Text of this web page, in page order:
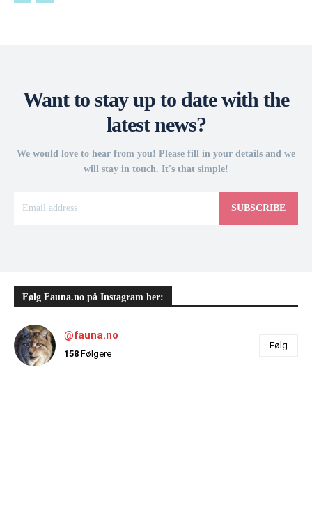
Want to stay up to date with the
latest news?
We would love to hear from you! Please fill in your details and we
will stay in touch. It's that simple!
SUBSCRIBE
Følg Fauna.no på Instagram her:
@fauna.no
158 Følgere
Følg